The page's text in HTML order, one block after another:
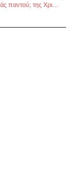
Πώς μπορείς να πάς παντού; της Χριστίνας Καλογεροπούλου